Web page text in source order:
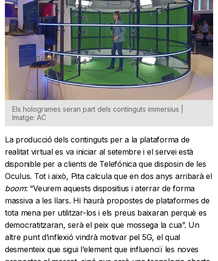
Els hologrames seran part dels continguts immersius |
Imatge: AC
La producció dels continguts per a la plataforma de
realitat virtual es va iniciar al setembre i el servei està
disponible per a clients de Telefónica que disposin de les
Oculus. Tot i això, Pita calcula que en dos anys arribarà el
boom: “Veurem aquests dispositius i aterrar de forma
massiva a les llars. Hi haurà propostes de plataformes de
tota mena per utilitzar-los i els preus baixaran perquè es
democratitzaran, serà el peix que mossega la cua”. Un
altre punt d’inflexió vindrà motivar pel 5G, el qual
desmenteix que sigui l’element que influenciï les noves